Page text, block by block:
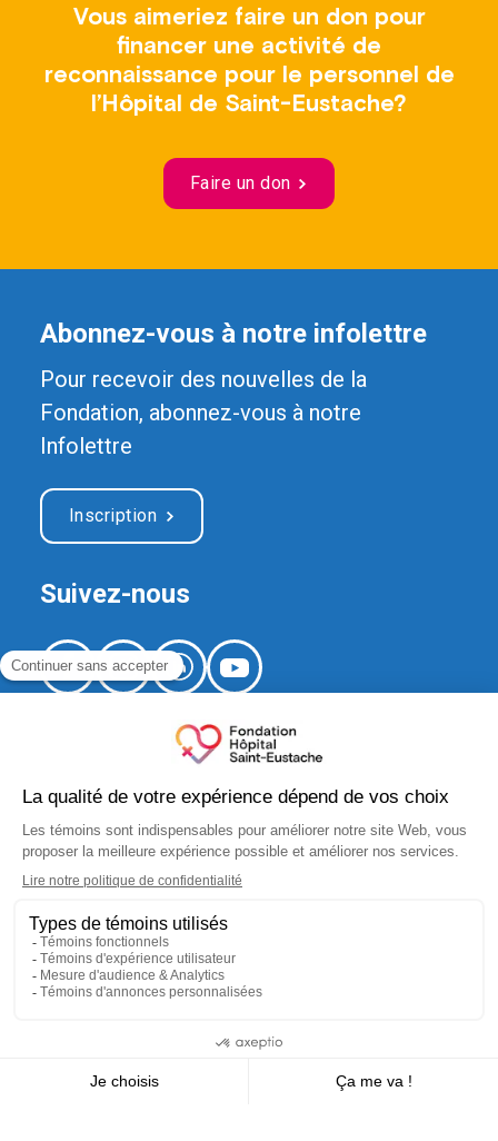
Vous aimeriez faire un don pour
financer une activité de
reconnaissance pour le personnel de
l’Hôpital de Saint-Eustache?
Faire un don
520, boulevard Arthur-Sauvé,
local CS-012
Saint-Eustache (Québec) J7R 5B1
fondation.hse@ssss.gouv.qc.ca
No organisme de bienfaisance :
10183 5445 RR0001
Abonnez-vous à notre infolettre
Pour recevoir des nouvelles de la
Fondation, abonnez-vous à notre
Infolettre
Inscription
Suivez-nous
Je donne Je m'implique